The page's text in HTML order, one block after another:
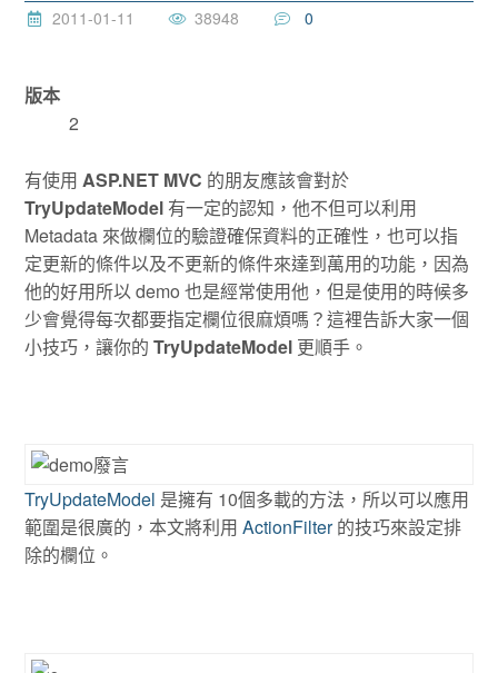
2011-01-11 38948 0
版本
2
有使用ASP.NET MVC 的朋友應該會對於
TryUpdateModel 有一定的認知，他不但可以利用
Metadata 來做欄位的驗證確保資料的正確性，也可以指
定更新的條件以及不更新的條件來達到萬用的功能，因為
他的好用所以 demo 也是經常使用他，但是使用的時候多
少會覺得每次都要指定欄位很麻煩嗎？這裡告訴大家一個
小技巧，讓你的TryUpdateModel 更順手。
TryUpdateModel 是擁有 10個多載的方法，所以可以應用
範圍是很廣的，本文將利用ActionFilter的技巧來設定排
除的欄位。